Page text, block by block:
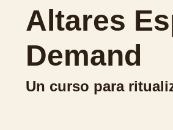
Altares
Demand
Un curso para